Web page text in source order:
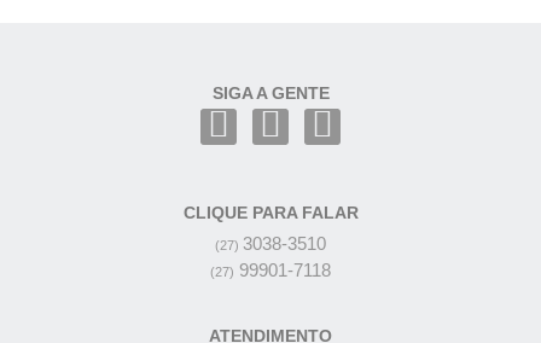
SIGA A GENTE
CLIQUE PARA FALAR
(27) 3038-3510
(27) 99901-7118
ATENDIMENTO